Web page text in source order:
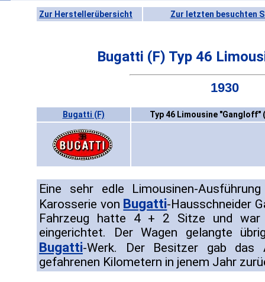
Zur Herstellerübersicht Zur letzten besuchten
Bugatti (F) Typ 46
1930
Bugatti (F) Typ 46 Limousine "Gangloff"
Eine sehr edle Limousinen-
Karosserie von Bugatti-Hausschneider
Fahrzeug hatte 4 + 2 Sitze und war
eingerichtet. Der Wagen gelangte
Bugatti-Werk. Der Besitzer gab das
gefahrenen Kilometern in jenem Jahr